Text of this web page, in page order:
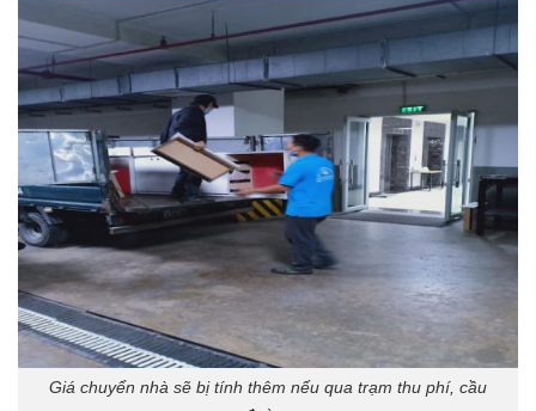
Giá chuyển nhà sẽ bị tính thêm nếu qua trạm thu phí, cầu